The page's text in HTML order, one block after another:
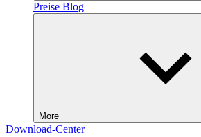
Preise Blog
More
Download-Center